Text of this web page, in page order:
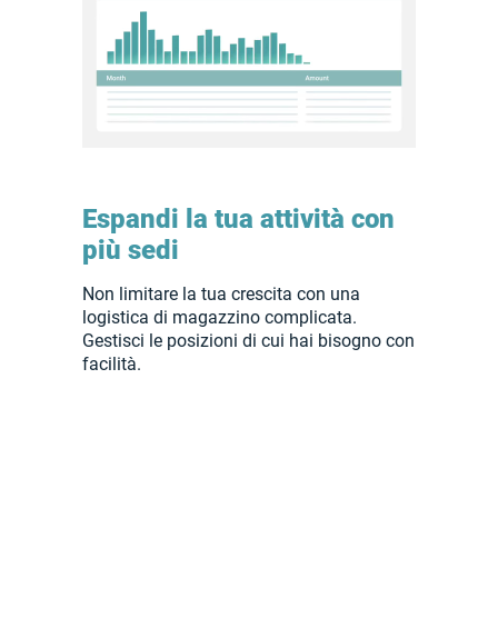
Espandi la tua attività con
più sedi
Non limitare la tua crescita con una
logistica di magazzino complicata.
Gestisci le posizioni di cui hai bisogno con
facilità.